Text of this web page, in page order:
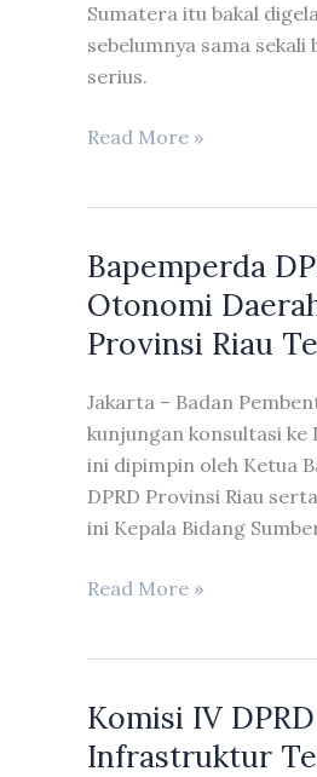
Kemungkinan
Defisit
Anggaran
Sumatera itu bakal
sebelumnya sama
serius.
Agung
Pelaksanaan
Porwil
Read More »
Bapemperda
Otonomi
Provinsi Riau
Jakarta – Badan
kunjungan konsultasi
ini dipimpin oleh Ketua
DPRD Provinsi Riau
ini Kepala Bidang
Bapemperda
Konsultasi
Ke
Read More »
Komisi IV
Infrastruktur